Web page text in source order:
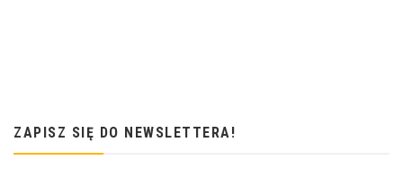
ZAPISZ SIĘ DO NEWSLETTERA!